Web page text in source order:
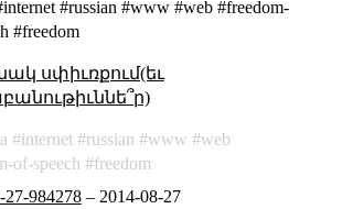
#russian #www #web #freedom-
#freedom
սփիւռքում(եւ
internet russian www
web
of-speech
freedom
27-984278– 2014-08-27